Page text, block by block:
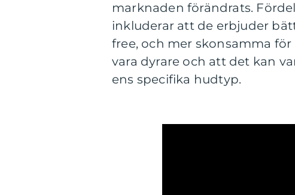
marknaden förändrats.
inkluderar att de erbjuder
free, och mer skonsamma
vara dyrare och att det kan
ens specifika hudtyp.